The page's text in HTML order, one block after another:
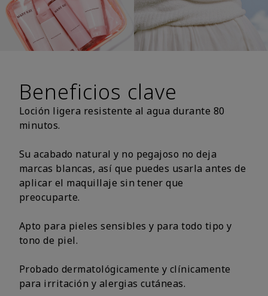
Beneficios clave
Loción ligera resistente al agua durante 80
minutos.
Su acabado natural y no pegajoso no deja
marcas blancas, así que puedes usarla antes de
aplicar el maquillaje sin tener que
preocuparte.
Apto para pieles sensibles y para todo tipo y
tono de piel.
Probado dermatológicamente y clínicamente
para irritación y alergias cutáneas.